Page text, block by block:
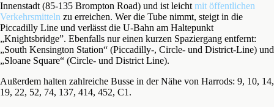
Innenstadt (85-135 Brompton Road) und ist leicht mit öffentlichen
Verkehrsmitteln zu erreichen. Wer die Tube nimmt, steigt in die
Piccadilly Line und verlässt die U-Bahn am Haltepunkt
„Knightsbridge”. Ebenfalls nur einen kurzen Spaziergang entfernt:
„South Kensington Station“ (Piccadilly-, Circle- und District-Line) und
„Sloane Square“ (Circle- und District Line).
Außerdem halten zahlreiche Busse in der Nähe von Harrods: 9, 10, 14,
19, 22, 52, 74, 137, 414, 452, C1.